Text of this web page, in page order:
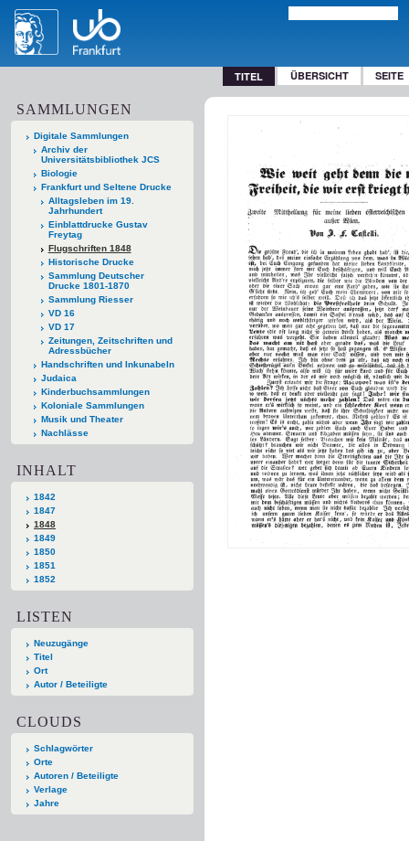
TITEL ÜBERSICHT SEITE
SAMMLUNGEN
Digitale Sammlungen
Archiv der
Universitätsbibliothek JCS
Biologie
Frankfurt und Seltene Drucke
Alltagsleben im 19.
Jahrhundert
Einblattdrucke Gustav
Freytag
Flugschriften 1848
Historische Drucke
Sammlung Deutscher
Drucke 1801-1870
Sammlung Riesser
VD 16
VD 17
Zeitungen, Zeitschriften und
Adressbücher
Handschriften und Inkunabeln
Judaica
Kinderbuchsammlungen
Koloniale Sammlungen
Musik und Theater
Nachlässe
INHALT
1842
1847
1848
1849
1850
1851
1852
LISTEN
Neuzugänge
Titel
Ort
Autor / Beteiligte
CLOUDS
Schlagwörter
Orte
Autoren / Beteiligte
Verlage
Jahre